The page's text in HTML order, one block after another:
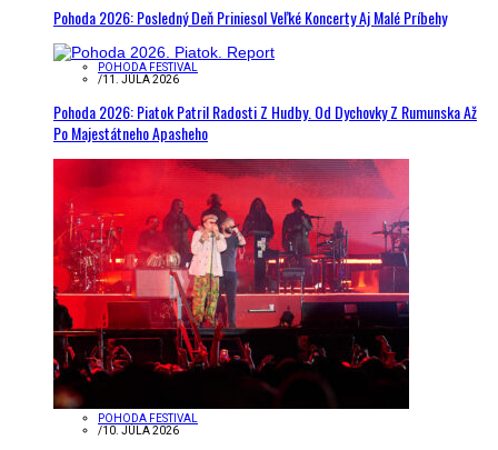
Pohoda 2026: Posledný Deň Priniesol Veľké Koncerty Aj Malé Príbehy
POHODA FESTIVAL
/11. JÚLA 2026
Pohoda 2026: Piatok Patril Radosti Z Hudby. Od Dychovky Z Rumunska Až
Po Majestátneho Apasheho
POHODA FESTIVAL
/10. JÚLA 2026